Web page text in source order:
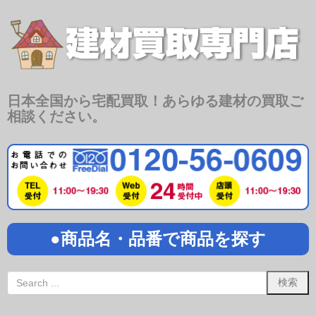
日本全国から宅配買取！あらゆる建材の買取ご
相談ください。
●商品名・品番で商品を探す